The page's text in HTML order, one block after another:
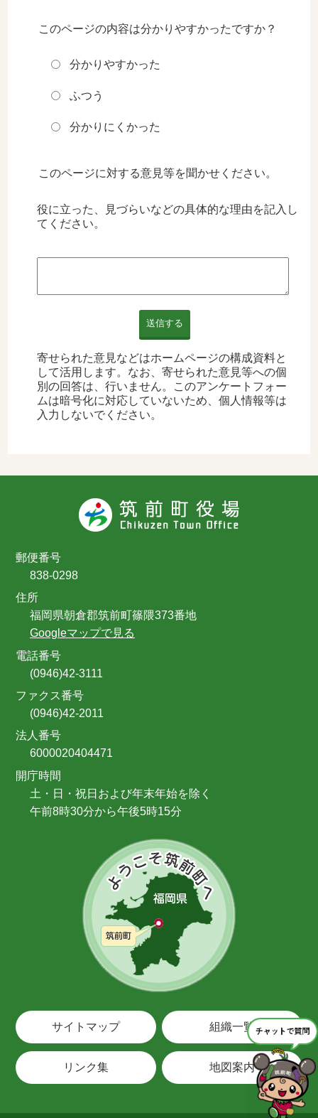
このページの内容は分かりやすかったですか？
分かりやすかった
ふつう
分かりにくかった
このページに対する意見等を聞かせください。
役に立った、見づらいなどの具体的な理由を記入し
てください。
送信する
寄せられた意見などはホームページの構成資料と
して活用します。なお、寄せられた意見等への個
別の回答は、行いません。このアンケートフォー
ムは暗号化に対応していないため、個人情報等は
入力しないでください。
郵便番号
838-0298
住所
福岡県朝倉郡筑前町篠隈373番地
Googleマップで見る
電話番号
(0946)42-3111
ファクス番号
(0946)42-2011
法人番号
6000020404471
開庁時間
土・日・祝日および年末年始を除く
午前8時30分から午後5時15分
サイトマップ 組織一覧
リンク集 地図案内